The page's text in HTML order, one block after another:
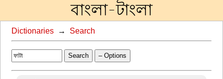
বাংলা-টাংলা
Dictionaries → Search
Search – Options